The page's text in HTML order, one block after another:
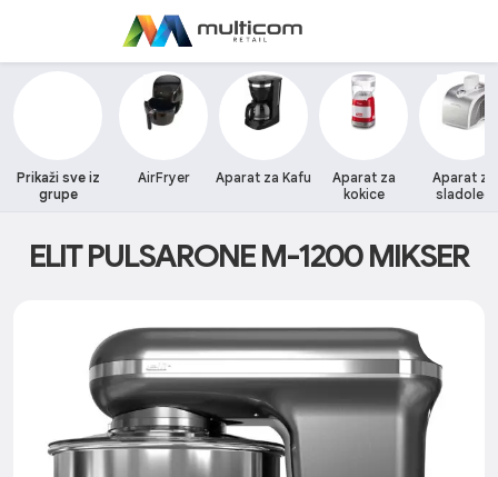
Prikaži sve iz
grupe
AirFryer Aparat za Kafu
Aparat za
kokice
Aparat za
sladoled
ELIT PULSARONE M-1200 MIKSER